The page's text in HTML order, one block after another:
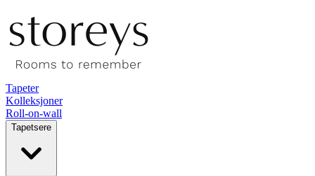
Tapeter
Kolleksjoner
Roll-on-wall
Tapetsere